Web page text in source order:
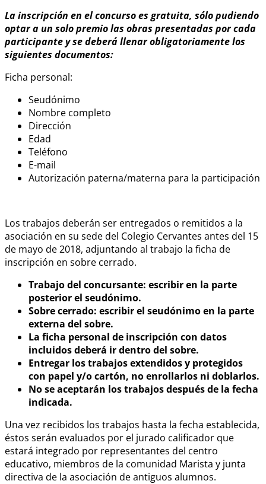
La inscripción en el concurso es gratuita, sólo pudiendo
optar a un solo premio las obras presentadas por cada
participante y se deberá llenar obligatoriamente los
siguientes documentos:
Ficha personal:
Seudónimo
Nombre completo
Dirección
Edad
Teléfono
E-mail
Autorización paterna/materna para la participación
Los trabajos deberán ser entregados o remitidos a la
asociación en su sede del Colegio Cervantes antes del 15
de mayo de 2018, adjuntando al trabajo la ficha de
inscripción en sobre cerrado.
Trabajo del concursante: escribir en la parte
posterior el seudónimo.
Sobre cerrado: escribir el seudónimo en la parte
externa del sobre.
La ficha personal de inscripción con datos
incluidos deberá ir dentro del sobre.
Entregar los trabajos extendidos y protegidos
con papel y/o cartón, no enrollarlos ni doblarlos.
No se aceptarán los trabajos después de la fecha
indicada.
Una vez recibidos los trabajos hasta la fecha establecida,
éstos serán evaluados por el jurado calificador que
estará integrado por representantes del centro
educativo, miembros de la comunidad Marista y junta
directiva de la asociación de antiguos alumnos.